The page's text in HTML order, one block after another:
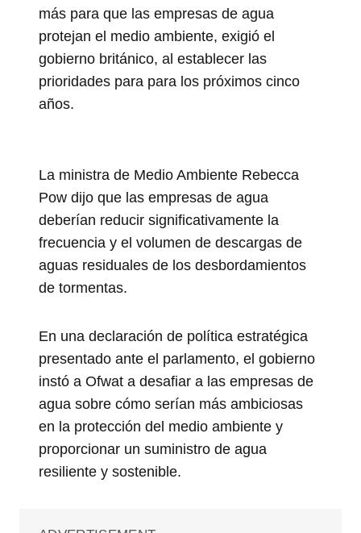
más para que las empresas de agua
protejan el medio ambiente, exigió el
gobierno británico, al establecer las
prioridades para para los próximos cinco
años.
La ministra de Medio Ambiente Rebecca
Pow dijo que las empresas de agua
deberían reducir significativamente la
frecuencia y el volumen de descargas de
aguas residuales de los desbordamientos
de tormentas.
En una declaración de política estratégica
presentado ante el parlamento, el gobierno
instó a Ofwat a desafiar a las empresas de
agua sobre cómo serían más ambiciosas
en la protección del medio ambiente y
proporcionar un suministro de agua
resiliente y sostenible.